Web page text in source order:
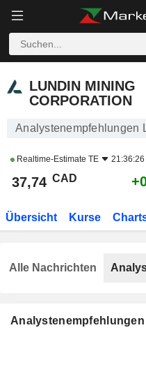
LUNDIN MINING
CORPORATION
Analystenempfehlungen
Realtime-Estimate TE
37,74 CAD
Übersicht Kurse
Analystenempfehlungen
Alle Nachrichten